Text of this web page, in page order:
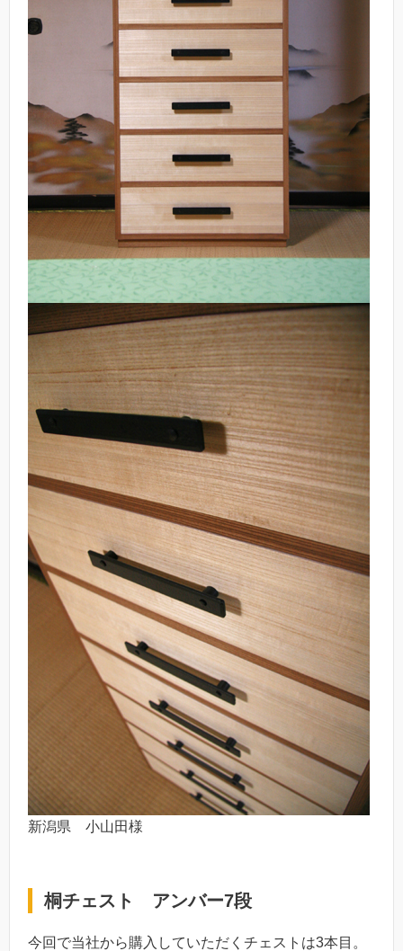
新潟県 小山田様
桐チェスト アンバー7段
今回で当社から購入していただくチェストは3本目。